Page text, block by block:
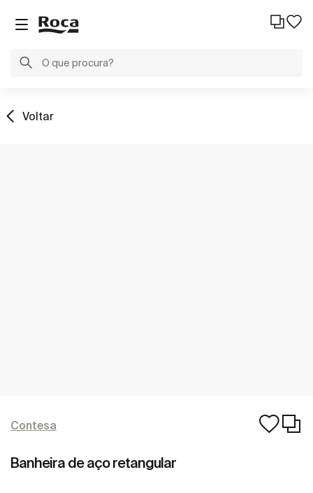
Voltar
Contesa
Banheira de aço retangular